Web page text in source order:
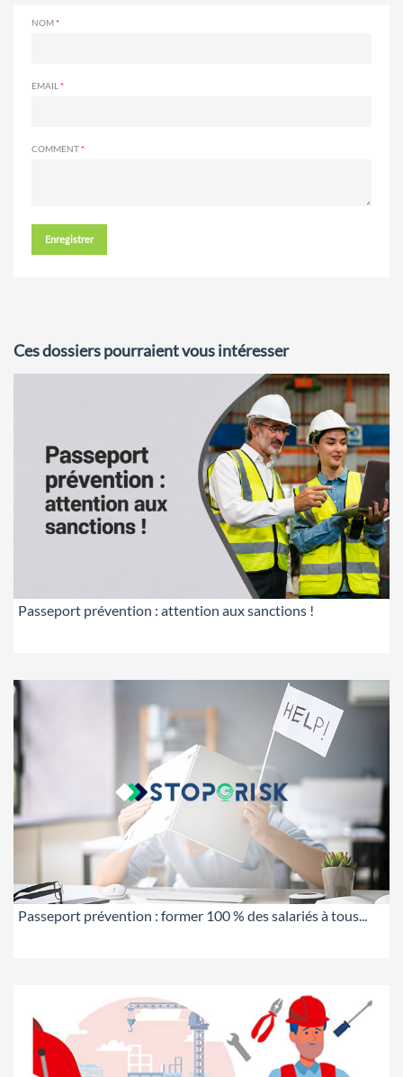
NOM
EMAIL
COMMENT
Enregistrer
Ces dossiers pourraient vous intéresser
Passeport prévention : attention aux sanctions !
Passeport prévention : former 100 % des salariés à tous...